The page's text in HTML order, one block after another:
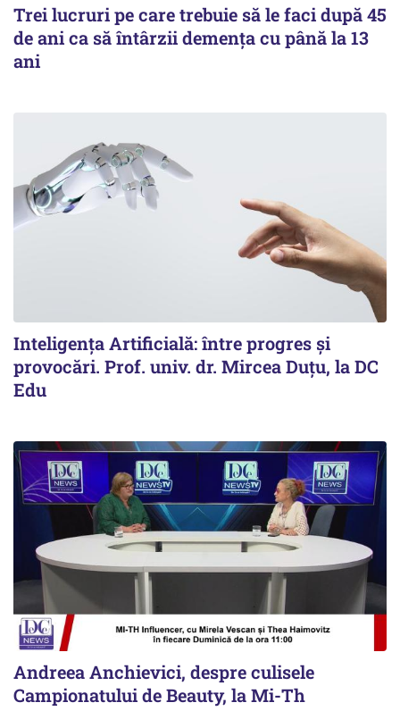
Trei lucruri pe care trebuie să le faci după 45
de ani ca să întârzii demența cu până la 13
ani
Inteligența Artificială: între progres și
provocări. Prof. univ. dr. Mircea Duțu, la DC
Edu
Andreea Anchievici, despre culisele
Campionatului de Beauty, la Mi-Th